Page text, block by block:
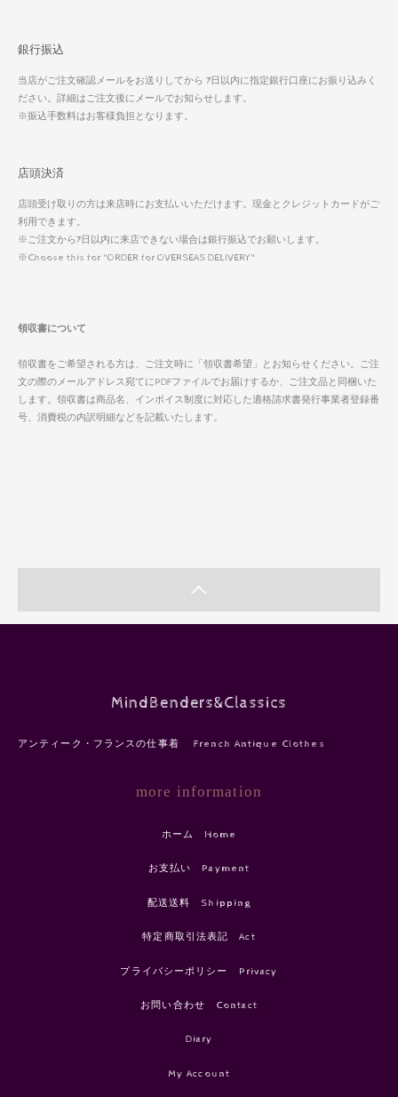
銀行振込
当店がご注文確認メールをお送りしてから 7日以内に指定銀行口座にお振り込みく
ださい。詳細はご注文後にメールでお知らせします。
※振込手数料はお客様負担となります。
店頭決済
店頭受け取りの方は来店時にお支払いいただけます。現金とクレジットカードがご
利用できます。
※ご注文から7日以内に来店できない場合は銀行振込でお願いします。
※Choose this for "ORDER for OVERSEAS DELIVERY"
領収書について
領収書をご希望される方は、ご注文時に「領収書希望」とお知らせください。ご注
文の際のメールアドレス宛てにPDFファイルでお届けするか、ご注文品と同梱いた
します。領収書は商品名、インボイス制度に対応した適格請求書発行事業者登録番
号、消費税の内訳明細などを記載いたします。
MindBenders&Classics
アンティーク・フランスの仕事着 French Antique Clothes
more information
ホーム Home
お支払い Payment
配送送料 Shipping
特定商取引法表記 Act
プライバシーポリシー Privacy
お問い合わせ Contact
Diary
My Account